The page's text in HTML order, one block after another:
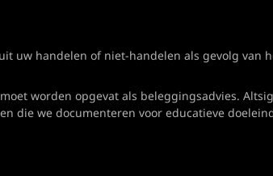
uw handelen of niet-handelen als gevolg van
worden opgevat als beleggingsadvies.
die we documenteren voor educatieve